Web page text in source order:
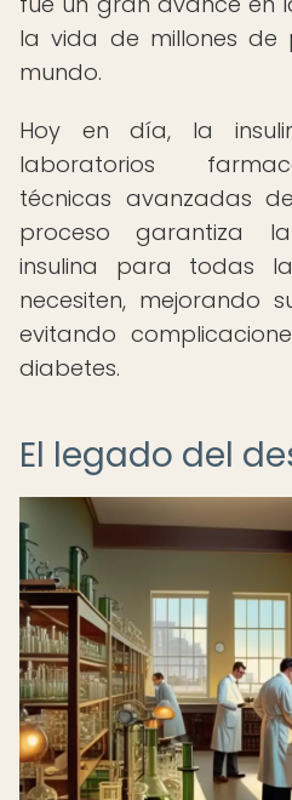
la vida de millones de
mundo.
Hoy en día, la
laboratorios
técnicas avanzadas
proceso garantiza
insulina para todas
necesiten, mejorando
evitando
diabetes.
El legado del